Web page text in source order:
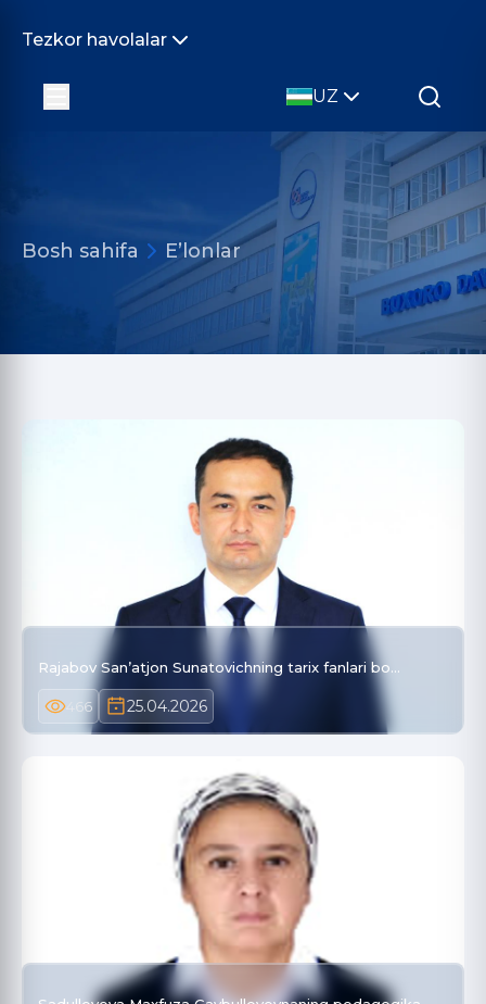
Tezkor havolalar
UZ
Bosh sahifa E’lonlar
Rajabov San’atjon Sunatovichning tarix fanlari bo…
466 25.04.2026